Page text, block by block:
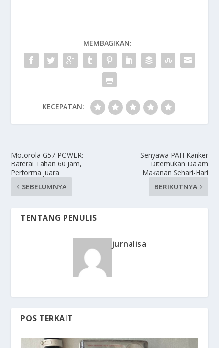
MEMBAGIKAN:
KECEPATAN:
Motorola G57 POWER:
Baterai Tahan 60 Jam,
Performa Juara
SEBELUMNYA
Senyawa PAH Kanker
Ditemukan Dalam
Makanan Sehari-Hari
BERIKUTNYA
TENTANG PENULIS
jurnalisa
POS TERKAIT